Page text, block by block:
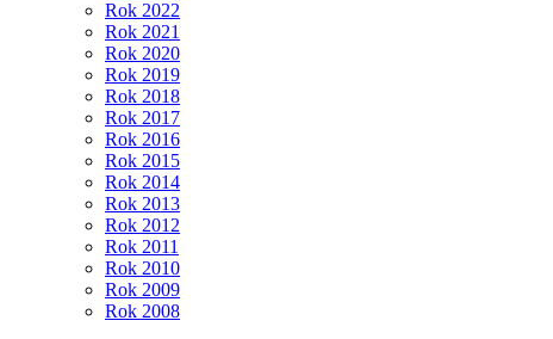
Rok 2022
Rok 2021
Rok 2020
Rok 2019
Rok 2018
Rok 2017
Rok 2016
Rok 2015
Rok 2014
Rok 2013
Rok 2012
Rok 2011
Rok 2010
Rok 2009
Rok 2008